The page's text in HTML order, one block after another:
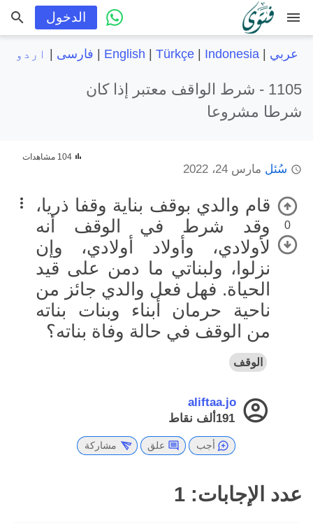
menu الدخول
عربي |
English Türkçe| Indonesia فارسی اردو
1105 -
شرط الواقف معتبر إذا كان
شرطا مشروعا
سُئل مارس 24، 2022
104 مشاهدات
0
قام والدي بوقف بناية وقفا ذريا،
وقد شرط في الوقف أنه
لأولادي، وأولاد أولادي، وإن
نزلوا، ولبناتي ما دمن على قيد
الحياة. فهل فعل والدي جائز من
ناحية حرمان أبناء وبنات بناته
من الوقف في حالة وفاة بناته؟
الوقف
aliftaa.jo
191ألف
نقاط
أجب علق مشاركة
عدد الإجابات: 1